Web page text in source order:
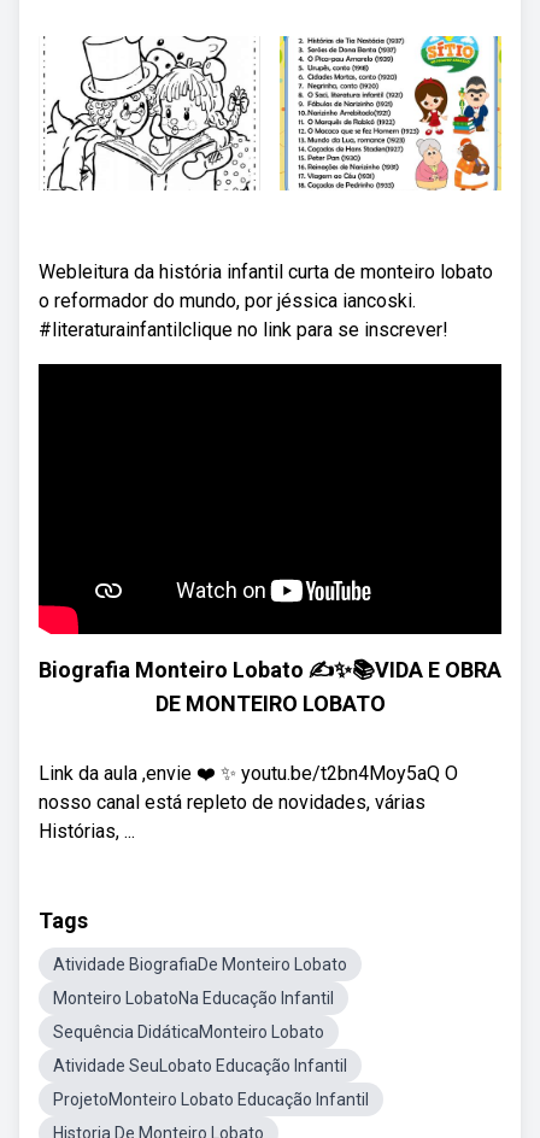
Webleitura da história infantil curta de monteiro lobato
o reformador do mundo, por jéssica iancoski.
#literaturainfantilclique no link para se inscrever!
Biografia Monteiro Lobato ✍️✨📚VIDA E OBRA
DE MONTEIRO LOBATO
Link da aula ,envie ❤️ ✨ youtu.be/t2bn4Moy5aQ O
nosso canal está repleto de novidades, várias
Histórias, ...
Tags
Atividade BiografiaDe Monteiro Lobato
Monteiro LobatoNa Educação Infantil
Sequência DidáticaMonteiro Lobato
Atividade SeuLobato Educação Infantil
ProjetoMonteiro Lobato Educação Infantil
Historia De Monteiro Lobato